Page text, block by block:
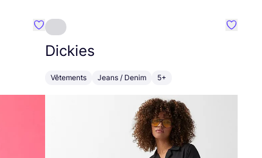
Préféré {nom}
Dickies
Vêtements Jeans / Denim 5+